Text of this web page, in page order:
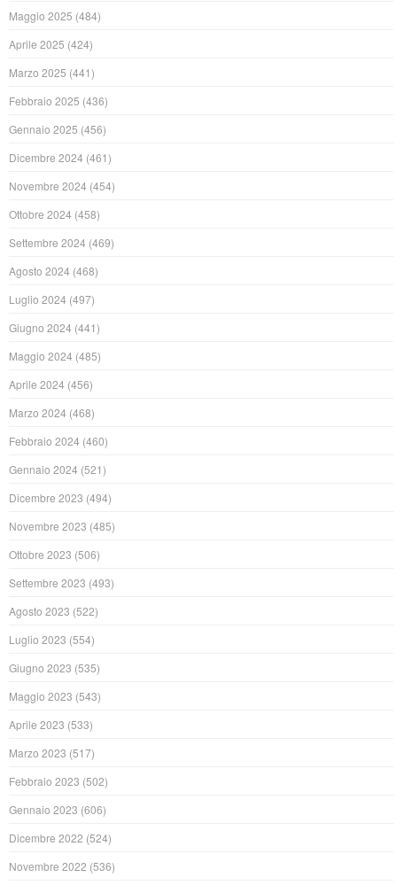
Maggio 2025 (484)
Aprile 2025 (424)
Marzo 2025 (441)
Febbraio 2025 (436)
Gennaio 2025 (456)
Dicembre 2024 (461)
Novembre 2024 (454)
Ottobre 2024 (458)
Settembre 2024 (469)
Agosto 2024 (468)
Luglio 2024 (497)
Giugno 2024 (441)
Maggio 2024 (485)
Aprile 2024 (456)
Marzo 2024 (468)
Febbraio 2024 (460)
Gennaio 2024 (521)
Dicembre 2023 (494)
Novembre 2023 (485)
Ottobre 2023 (506)
Settembre 2023 (493)
Agosto 2023 (522)
Luglio 2023 (554)
Giugno 2023 (535)
Maggio 2023 (543)
Aprile 2023 (533)
Marzo 2023 (517)
Febbraio 2023 (502)
Gennaio 2023 (606)
Dicembre 2022 (524)
Novembre 2022 (536)